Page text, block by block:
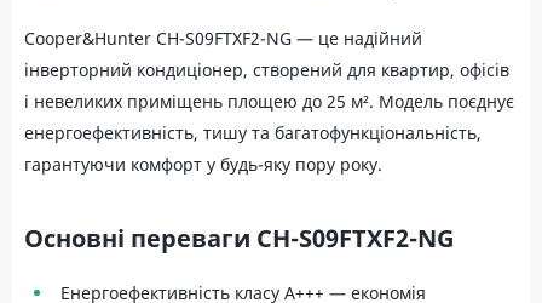
Cooper&Hunter CH-S09FTXF2-NG — це надійний
інверторний кондиціонер, створений для квартир, офісів
і невеликих приміщень площею до 25 м². Модель поєднує
енергоефективність, тишу та багатофункціональність,
гарантуючи комфорт у будь-яку пору року.
Основні переваги CH-S09FTXF2-NG
Енергоефективність класу A+++ — економія